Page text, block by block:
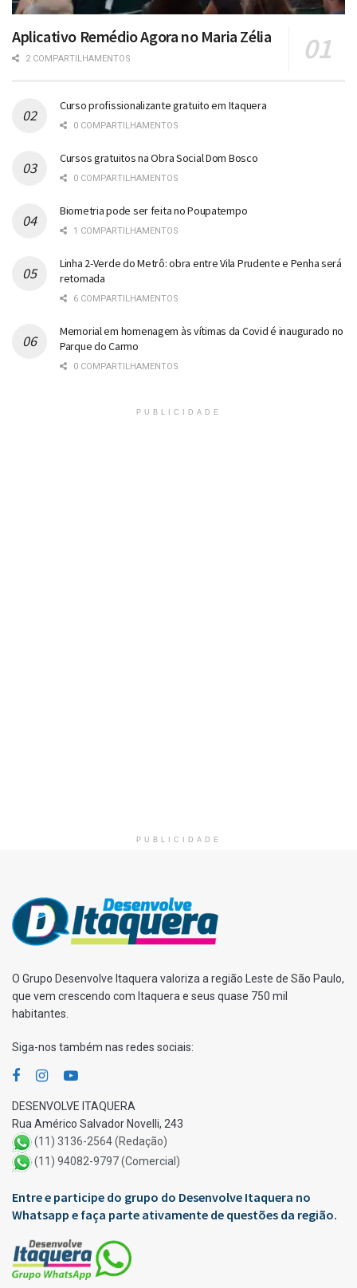
Aplicativo Remédio Agora no Maria Zélia
2 COMPARTILHAMENTOS
Curso profissionalizante gratuito em Itaquera
0 COMPARTILHAMENTOS
Cursos gratuitos na Obra Social Dom Bosco
0 COMPARTILHAMENTOS
Biometria pode ser feita no Poupatempo
1 COMPARTILHAMENTOS
Linha 2-Verde do Metrô: obra entre Vila Prudente e Penha será
retomada
6 COMPARTILHAMENTOS
Memorial em homenagem às vítimas da Covid é inaugurado no
Parque do Carmo
0 COMPARTILHAMENTOS
PUBLICIDADE
PUBLICIDADE
O Grupo Desenvolve Itaquera valoriza a região Leste de São Paulo,
que vem crescendo com Itaquera e seus quase 750 mil
habitantes.
Siga-nos também nas redes sociais:
DESENVOLVE ITAQUERA
Rua Américo Salvador Novelli, 243
(11) 3136-2564 (Redação)
(11) 94082-9797 (Comercial)
Entre e participe do grupo do Desenvolve Itaquera no
Whatsapp e faça parte ativamente de questões da região.